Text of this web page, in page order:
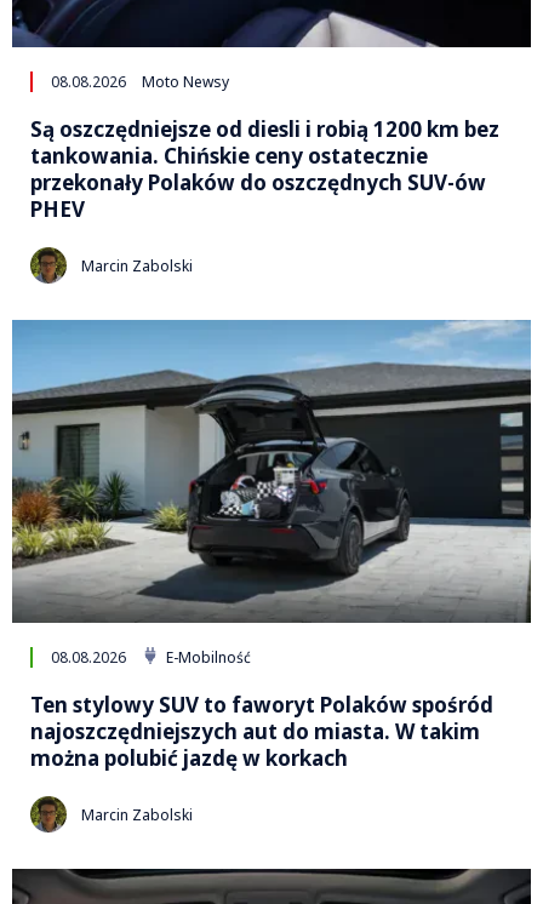
08.08.2026 Moto Newsy
Są oszczędniejsze od diesli i robią 1200 km bez
tankowania. Chińskie ceny ostatecznie
przekonały Polaków do oszczędnych SUV-ów
PHEV
Marcin Zabolski
08.08.2026 E-Mobilność
Ten stylowy SUV to faworyt Polaków spośród
najoszczędniejszych aut do miasta. W takim
można polubić jazdę w korkach
Marcin Zabolski